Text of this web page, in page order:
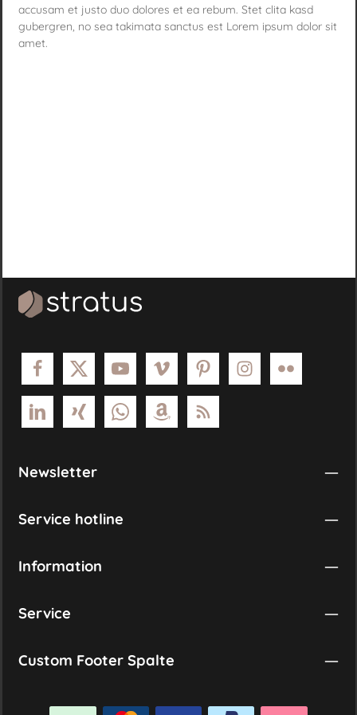
accusam et justo duo dolores et ea rebum. Stet clita kasd
gubergren, no sea takimata sanctus est Lorem ipsum dolor sit
amet.
Newsletter
Service hotline
Information
Service
Custom Footer Spalte